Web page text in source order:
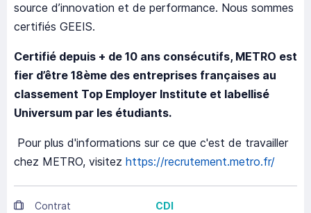
source d’innovation et de performance. Nous sommes
certifiés GEEIS.
Certifié depuis + de 10 ans consécutifs, METRO est
fier d’être 18ème des entreprises françaises au
classement Top Employer Institute et labellisé
Universum par les étudiants.
Pour plus d'informations sur ce que c'est de travailler
chez METRO, visitez https://recrutement.metro.fr/
Contrat CDI